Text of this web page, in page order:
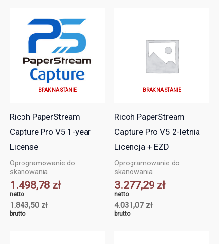
BRAK NA STANIE
Ricoh PaperStream
Capture Pro V5 1-year
License
Oprogramowanie do
skanowania
1.498,78 zł
netto
1.843,50 zł
brutto
BRAK NA STANIE
Ricoh PaperStream
Capture Pro V5 2-letnia
Licencja + EZD
Oprogramowanie do
skanowania
3.277,29 zł
netto
4.031,07 zł
brutto